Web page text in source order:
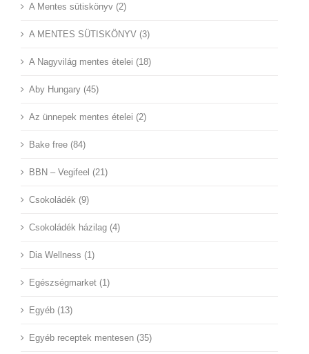
A Mentes sütiskönyv (2)
A MENTES SÜTISKÖNYV (3)
A Nagyvilág mentes ételei (18)
Aby Hungary (45)
Az ünnepek mentes ételei (2)
Bake free (84)
BBN – Vegifeel (21)
Csokoládék (9)
Csokoládék házilag (4)
Dia Wellness (1)
Egészségmarket (1)
Egyéb (13)
Egyéb receptek mentesen (35)